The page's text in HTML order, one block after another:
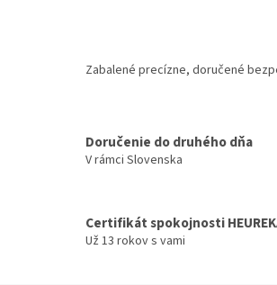
Zabalené precízne, doručené
Doručenie do druhého dňa
V rámci Slovenska
Certifikát spokojnosti
Už 13 rokov s vami